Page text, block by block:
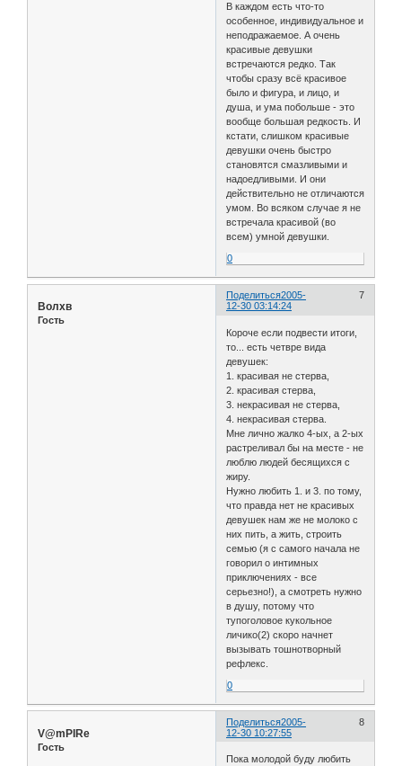
В каждом есть что-то
особенное, индивидуальное и
неподражаемое. А очень
красивые девушки
встречаются редко. Так
чтобы сразу всё красивое
было и фигура, и лицо, и
душа, и ума побольше - это
вообще большая редкость. И
кстати, слишком красивые
девушки очень быстро
становятся смазливыми и
надоедливыми. И они
действительно не отличаются
умом. Во всяком случае я не
встречала красивой (во
всем) умной девушки.
0
Поделиться 7
2005-
12-30 03:14:24
Волхв
Гость
Короче если подвести итоги,
то... есть четвре вида
девушек:
1. красивая не стерва,
2. красивая стерва,
3. некрасивая не стерва,
4. некрасивая стерва.
Мне лично жалко 4-ых, а 2-ых
растреливал бы на месте - не
люблю людей бесящихся с
жиру.
Нужно любить 1. и 3. по тому,
что правда нет не красивых
девушек нам же не молоко с
них пить, а жить, строить
семью (я с самого начала не
говорил о интимных
приключениях - все
серьезно!), а смотреть нужно
в душу, потому что
тупоголовое кукольное
личико(2) скоро начнет
вызывать тошнотворный
рефлекс.
0
Поделиться 8
2005-
12-30 10:27:55
V@mPIRe
Гость
Пока молодой буду любить